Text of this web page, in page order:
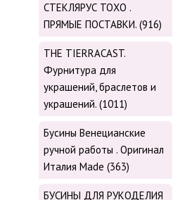
СТЕКЛЯРУС TOХО .
ПРЯМЫЕ ПОСТАВКИ. (916)
THE TIERRACAST.
Фурнитура для
украшений, браслетов и
украшений. (1011)
Бусины Венецианские
ручной работы . Оригинал
Италия Made (363)
БУСИНЫ ДЛЯ РУКОДЕЛИЯ